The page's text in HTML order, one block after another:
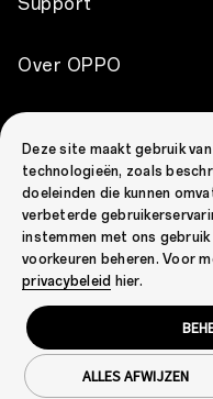
OPPO Find X9
OPPO Reno16 Pro 5G
OPPO Reno16 F 5G
OPPO Reno15 F 5G
OPPO Reno15 5G
OPPO Reno15 Pro 5G
OPPO A6 Pro 5G
OPPO A6 5G
OPPO A6x 5G
OPPO Enco Air5 Pro
OPPO Enco Buds3 Pro
OPPO Enco Air4 Pro
OPPO Enco Air2
OPPO Enco X2
Contact
Service Center
Send to Repair
Prijscontrole voor reserve
FAQ
Security Response Center
Garantiebeleid
Over OPPO
Over OPPO
OPPO Apex Guard
Nieuws
Android Enterprise
OPPO Community
Privacy
Juridisch & Naleving
Copyright © 2004-2026
Deze site maakt gebruik
technologieën, zoals
doeleinden die kunnen
verbeterde
instemmen met ons
voorkeuren beheren. Voor
privacybeleid hier.
ALLES AFWIJZEN